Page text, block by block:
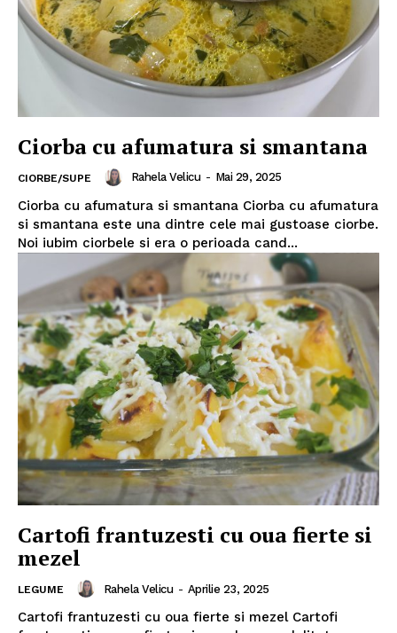
Ciorba cu afumatura si smantana
CIORBE/SUPE Rahela Velicu - Mai 29, 2025
Ciorba cu afumatura si smantana Ciorba cu afumatura
si smantana este una dintre cele mai gustoase ciorbe.
Noi iubim ciorbele si era o perioada cand...
Cartofi frantuzesti cu oua fierte si
mezel
LEGUME Rahela Velicu - Aprilie 23, 2025
Cartofi frantuzesti cu oua fierte si mezel Cartofi